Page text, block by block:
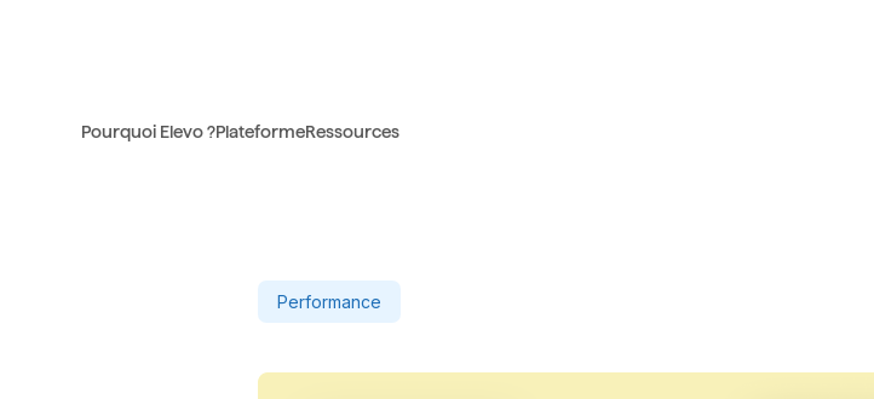
Pourquoi Elevo ?PlateformeRessources
Performance